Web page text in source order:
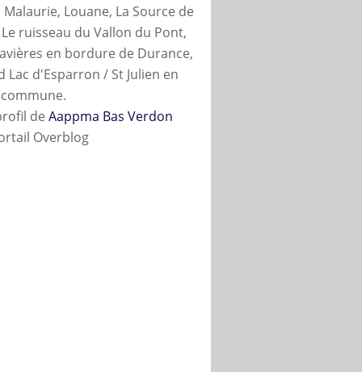
Louane, La Source de
Le ruisseau du Vallon du Pont,
en bordure de Durance,
Lac d'Esparron / St Julien en
de Aappma Bas Verdon
Overblog